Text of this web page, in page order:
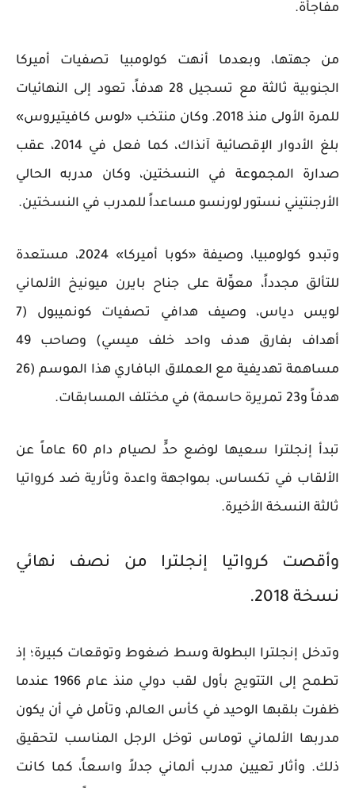
مفاجأة.
من جهتها، وبعدما أنهت كولومبيا تصفيات أميركا
الجنوبية ثالثة مع تسجيل 28 هدفاً، تعود إلى النهائيات
للمرة الأولى منذ 2018. وكان منتخب «لوس كافيتيروس»
بلغ الأدوار الإقصائية آنذاك، كما فعل في 2014، عقب
صدارة المجموعة في النسختين، وكان مدربه الحالي
الأرجنتيني نستور لورنسو مساعداً للمدرب في النسختين.
وتبدو كولومبيا، وصيفة «كوبا أميركا» 2024، مستعدة
للتألق مجدداً، معوِّلة على جناح بايرن ميونيخ الألماني
لويس دياس، وصيف هدافي تصفيات كونميبول (7
أهداف بفارق هدف واحد خلف ميسي) وصاحب 49
مساهمة تهديفية مع العملاق البافاري هذا الموسم (26
هدفاً و23 تمريرة حاسمة) في مختلف المسابقات.
تبدأ إنجلترا سعيها لوضع حدٍّ لصيام دام 60 عاماً عن
الألقاب في تكساس، بمواجهة واعدة وثأرية ضد كرواتيا
ثالثة النسخة الأخيرة.
وأقصت كرواتيا إنجلترا من نصف نهائي
نسخة 2018.
وتدخل إنجلترا البطولة وسط ضغوط وتوقعات كبيرة؛ إذ
تطمح إلى التتويج بأول لقب دولي منذ عام 1966 عندما
ظفرت بلقبها الوحيد في كأس العالم، وتأمل في أن يكون
مدربها الألماني توماس توخل الرجل المناسب لتحقيق
ذلك. وأثار تعيين مدرب ألماني جدلاً واسعاً، كما كانت